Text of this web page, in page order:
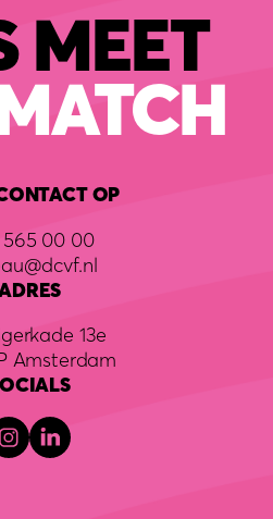
MEET
OP
565 00 00
13e
Amsterdam